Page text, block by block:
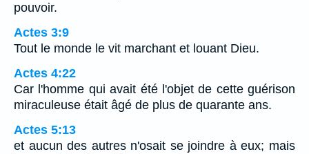
pouvoir.
Actes 3:9
Tout le monde le vit marchant et louant Dieu.
Actes 4:22
Car l'homme qui avait été l'objet de cette guérison
miraculeuse était âgé de plus de quarante ans.
Actes 5:13
et aucun des autres n'osait se joindre à eux; mais